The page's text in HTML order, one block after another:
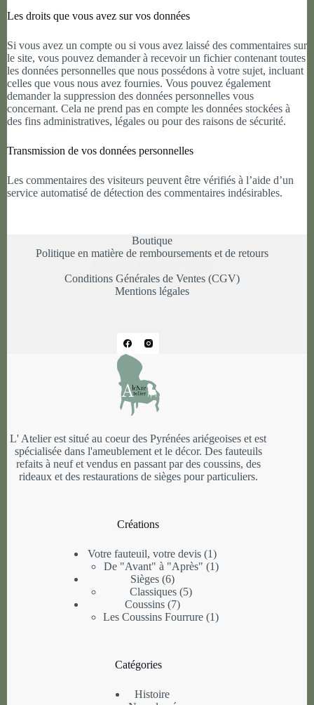
Les droits que vous avez sur vos données
Si vous avez un compte ou si vous avez laissé des commentaires sur
le site, vous pouvez demander à recevoir un fichier contenant toutes
les données personnelles que nous possédons à votre sujet, incluant
celles que vous nous avez fournies. Vous pouvez également
demander la suppression des données personnelles vous
concernant. Cela ne prend pas en compte les données stockées à
des fins administratives, légales ou pour des raisons de sécurité.
Transmission de vos données personnelles
Les commentaires des visiteurs peuvent être vérifiés à l’aide d’un
service automatisé de détection des commentaires indésirables.
Boutique
Politique en matière de remboursements et de retours
Conditions Générales de Ventes (CGV)
Mentions légales
L' Atelier est situé au coeur des Pyrénées ariégeoises et est
spécialisée dans l'ameublement et le décor. Des fauteuils
refaits à neuf et vendus en passant par des coussins, des
rideaux et des restaurations de sièges pour particuliers.
Créations
Votre fauteuil, votre devis 11
produit
De "Avant" à "Après" 11
Sièges 66
produits
Classiques 55
Coussins 77
produits
Les Coussins Fourrure 11
Catégories
Histoire